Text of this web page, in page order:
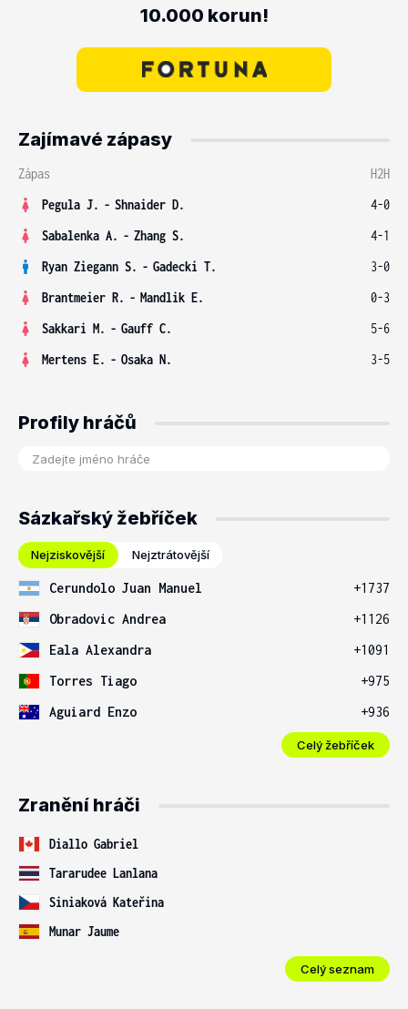
10.000 korun!
Zajímavé zápasy
Zápas
H2H
Pegula J. - Shnaider D.
4-0
Sabalenka A. - Zhang S.
4-1
Ryan Ziegann S. - Gadecki T.
3-0
Brantmeier R. - Mandlik E.
0-3
Sakkari M. - Gauff C.
5-6
Mertens E. - Osaka N. 3-5
Profily hráčů
Sázkařský žebříček
Nejziskovější Nejztrátovější
Cerundolo Juan Manuel
+1737
Obradovic Andrea
+1126
Eala Alexandra
+1091
Torres Tiago
+975
Aguiard Enzo
+936
Celý žebříček
Zranění hráči
Diallo Gabriel
Tararudee Lanlana
Siniaková Kateřina
Munar Jaume
Celý seznam